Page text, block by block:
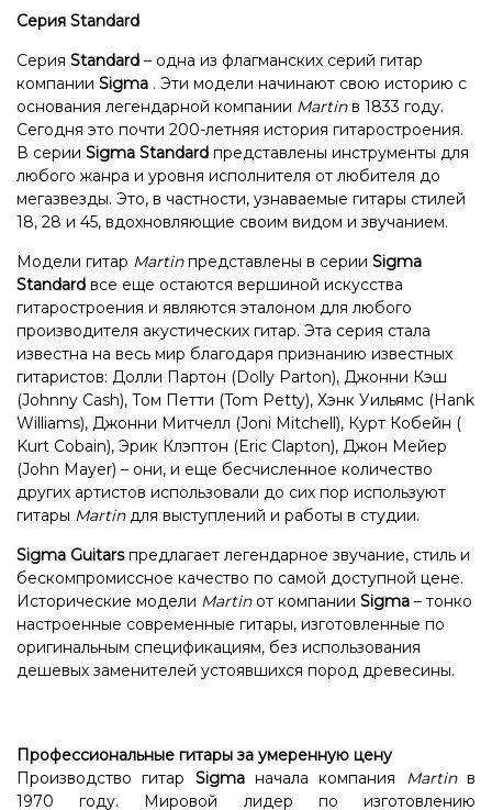
Серия Standard
Серия Standard – одна из флагманских серий гитар
компании Sigma . Эти модели начинают свою историю с
основания легендарной компании Martinв 1833 году.
Сегодня это почти 200-летняя история гитаростроения.
В серии Sigma Standard представлены инструменты для
любого жанра и уровня исполнителя от любителя до
мегазвезды. Это, в частности, узнаваемые гитары стилей
18, 28 и 45, вдохновляющие своим видом и звучанием.
Модели гитар Martinпредставлены в серии Sigma
Standard все еще остаются вершиной искусства
гитаростроения и являются эталоном для любого
производителя акустических гитар. Эта серия стала
известна на весь мир благодаря признанию известных
гитаристов: Долли Партон (Dolly Parton), Джонни Кэш
(Johnny Cash), Том Петти (Tom Petty), Хэнк Уильямс (Hank
Williams), Джонни Митчелл (Joni Mitchell), Курт Кобейн (
Kurt Cobain), Эрик Клэптон (Eric Clapton), Джон Мейер
(John Mayer) – они, и еще бесчисленное количество
других артистов использовали до сих пор используют
гитары Martinдля выступлений и работы в студии.
Sigma Guitarsпредлагает легендарное звучание, стиль и
бескомпромиссное качество по самой доступной цене.
Исторические модели Martinот компании Sigma – тонко
настроенные современные гитары, изготовленные по
оригинальным спецификациям, без использования
дешевых заменителей устоявшихся пород древесины.
Профессиональные гитары за умеренную цену
Производство гитар Sigmaначала компания Martinв
1970 году. Мировой лидер по изготовлению